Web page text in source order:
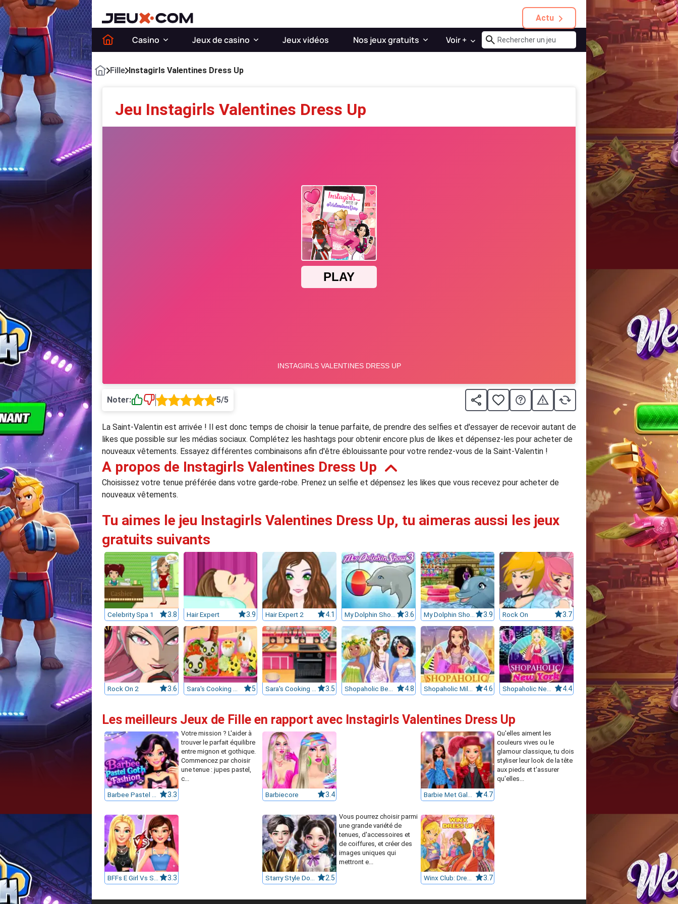
Actu
Casino Jeux de casino Jeux vidéos Nos jeux gratuits Voir +
Fille Instagirls Valentines Dress Up
Jeu Instagirls Valentines Dress Up
Noter: 5/5
La Saint-Valentin est arrivée ! Il est donc temps de choisir la tenue parfaite, de prendre des selfies et d'essayer de recevoir autant de
likes que possible sur les médias sociaux. Complétez les hashtags pour obtenir encore plus de likes et dépensez-les pour acheter de
nouveaux vêtements. Essayez différentes combinaisons afin d'être éblouissante pour votre rendez-vous de la Saint-Valentin !
A propos de Instagirls Valentines Dress Up
Choisissez votre tenue préférée dans votre garde-robe. Prenez un selfie et dépensez les likes que vous recevez pour acheter de
nouveaux vêtements.
Tu aimes le jeu Instagirls Valentines Dress Up, tu aimeras aussi les jeux
gratuits suivants
Celebrity Spa 1 3.8 Hair Expert 3.9 Hair Expert 2 4.1 My Dolphin Show 3 3.6 My Dolphin Show 6 3.9 Rock On 3.7
Rock On 2 3.6 Sara's Cooking Class : Bento 5 Sara's Cooking Class : Chocolate Cupcakes 3.5 Shopaholic Beach Models 4.8 Shopaholic Milan 4.6 Shopaholic New York 4.4
Les meilleurs Jeux de Fille en rapport avec Instagirls Valentines Dress Up
3.3
Votre mission ? L'aider à
trouver le parfait équilibre
entre mignon et gothique.
Commencez par choisir
une tenue : jupes pastel,
c...
Barbiecore 3.4 4.7
Qu'elles aiment les
couleurs vives ou le
glamour classique, tu dois
styliser leur look de la tête
aux pieds et t'assurer
qu'elles...
3.3 2.5
Vous pourrez choisir parmi
une grande variété de
tenues, d'accessoires et
de coiffures, et créer des
images uniques qui
mettront e...
3.7